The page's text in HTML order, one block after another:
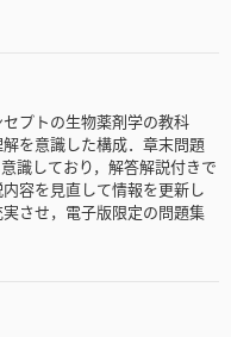
プトの生物薬剤学の教科
を意識した構成．章末問題
識しており，解答解説付きで
容を見直して情報を更新し
させ，電子版限定の問題集